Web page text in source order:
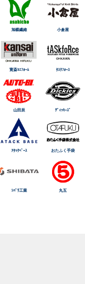
旭蝶繊維 小倉屋
寛斎ﾕﾆﾌｫｰﾑ ﾀｽｸﾌｫｰｽ
山田辰 ﾃﾞｨｯｷｰｽﾞ
ｱﾀｯｸﾍﾞｰｽ おたふく手袋
ｼﾊﾞﾗ工業 丸五